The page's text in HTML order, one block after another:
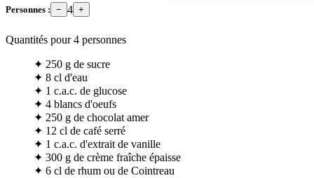
Personnes : − 4 +
Quantités pour4 personnes
✦ 250 g de sucre
✦ 8 cl d'eau
✦ 1 c.a.c. de glucose
✦ 4 blancs d'oeufs
✦ 250 g de chocolat amer
✦ 12 cl de café serré
✦ 1 c.a.c. d'extrait de vanille
✦ 300 g de crème fraîche épaisse
✦ 6 cl de rhum ou de Cointreau